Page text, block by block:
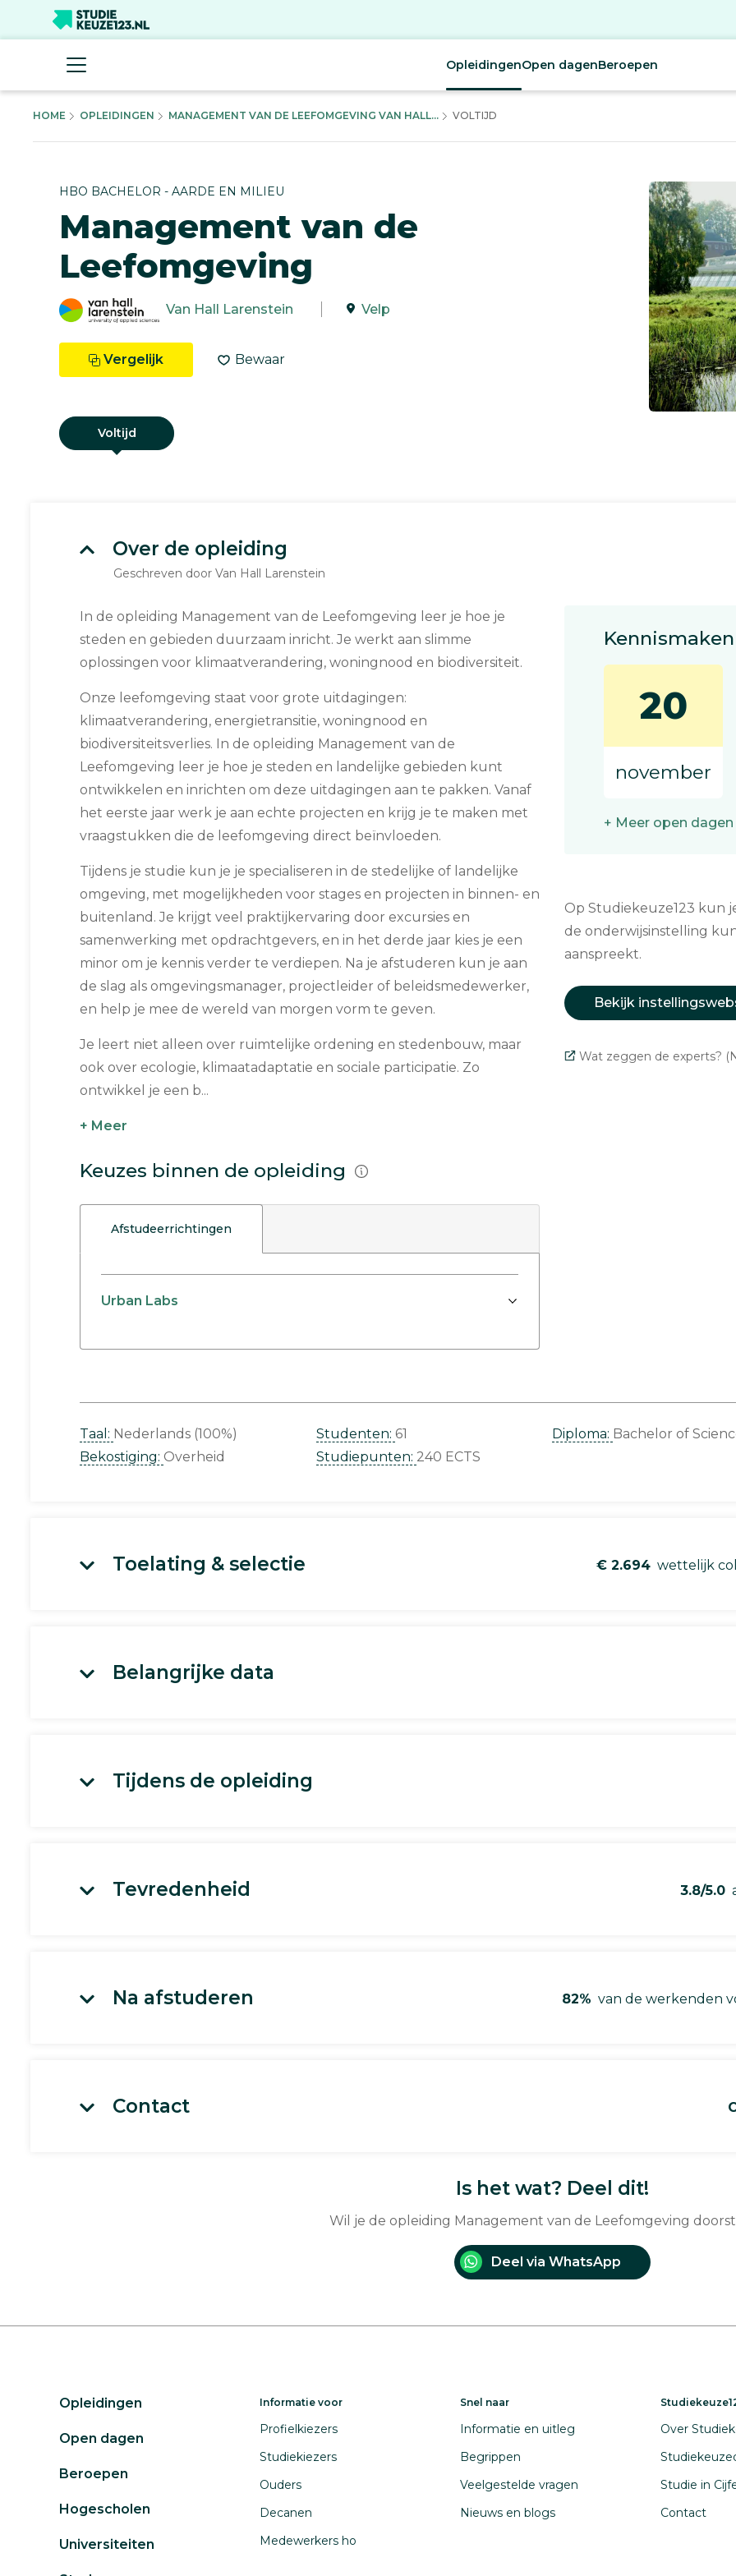
OpleidingenOpen dagenBeroepen
HOME OPLEIDINGEN MANAGEMENT VAN DE LEEFOMGEVING VAN HALL... VOLTIJD
HBO BACHELOR - AARDE EN MILIEU
Management van de
Leefomgeving
Van Hall Larenstein Velp
Vergelijk Bewaar
Voltijd
Over de opleiding
Geschreven door Van Hall Larenstein
In de opleiding Management van de Leefomgeving leer je hoe je
steden en gebieden duurzaam inricht. Je werkt aan slimme
oplossingen voor klimaatverandering, woningnood en biodiversiteit.
Onze leefomgeving staat voor grote uitdagingen:
klimaatverandering, energietransitie, woningnood en
biodiversiteitsverlies. In de opleiding Management van de
Leefomgeving leer je hoe je steden en landelijke gebieden kunt
ontwikkelen en inrichten om deze uitdagingen aan te pakken. Vanaf
het eerste jaar werk je aan echte projecten en krijg je te maken met
vraagstukken die de leefomgeving direct beïnvloeden.
Tijdens je studie kun je je specialiseren in de stedelijke of landelijke
omgeving, met mogelijkheden voor stages en projecten in binnen- en
buitenland. Je krijgt veel praktijkervaring door excursies en
samenwerking met opdrachtgevers, en in het derde jaar kies je een
minor om je kennis verder te verdiepen. Na je afstuderen kun je aan
de slag als omgevingsmanager, projectleider of beleidsmedewerker,
en help je mee de wereld van morgen vorm te geven.
Je leert niet alleen over ruimtelijke ordening en stedenbouw, maar
ook over ecologie, klimaatadaptatie en sociale participatie. Zo
ontwikkel je een b...
+ Meer
Keuzes binnen de opleiding
Afstudeerrichtingen
Urban Labs
20
november
+ Meer open dagen
Op Studiekeuze123 kun
de onderwijsinstelling
aanspreekt.
Bekijk
Wat zeggen de experts?
Taal: Nederlands (100%)
Bekostiging: Overheid
Studenten: 61
Studiepunten: 240 ECTS
Diploma: Bachelor of
Toelating & selectie € 2.694 wettelijk
Belangrijke data
Tijdens de opleiding
Tevredenheid 3.8/5.0
Na afstuderen 82% van de werkenden
Contact
Is het wat? Deel dit!
Wil je de opleiding Management van de Leefomgeving
Deel via WhatsApp
Opleidingen
Open dagen
Beroepen
Hogescholen
Universiteiten
Informatie voor
Profielkiezers
Studiekiezers
Ouders
Decanen
Medewerkers ho
Snel naar
Informatie en uitleg
Begrippen
Veelgestelde vragen
Nieuws en blogs
Over
Studie in
Contact